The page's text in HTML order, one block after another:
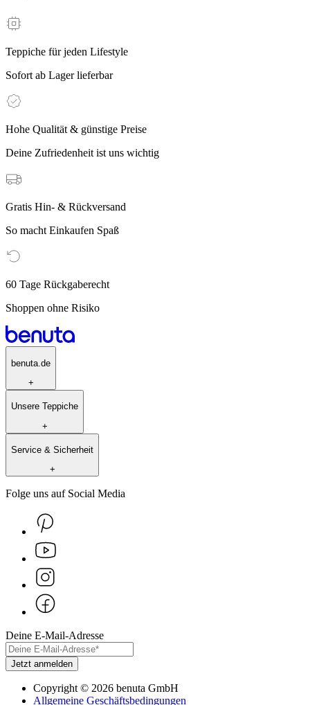
Teppiche für jeden Lifestyle
Sofort ab Lager lieferbar
Hohe Qualität & günstige Preise
Deine Zufriedenheit ist uns wichtig
Gratis Hin- & Rückversand
So macht Einkaufen Spaß
60 Tage Rückgaberecht
Shoppen ohne Risiko
benuta.de
+
Unsere Teppiche
+
Service & Sicherheit
+
Folge uns auf Social Media
Deine E-Mail-Adresse
Jetzt anmelden
Copyright© 2026 benuta GmbH
Allgemeine Geschäftsbedingungen